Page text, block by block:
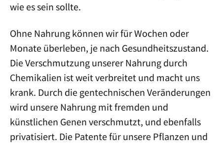
wie es sein sollte.
Ohne Nahrung können wir für Wochen oder
Monate überleben, je nach Gesundheitszustand.
Die Verschmutzung unserer Nahrung durch
Chemikalien ist weit verbreitet und macht uns
krank. Durch die gentechnischen Veränderungen
wird unsere Nahrung mit fremden und
künstlichen Genen verschmutzt, und ebenfalls
privatisiert. Die Patente für unsere Pflanzen und